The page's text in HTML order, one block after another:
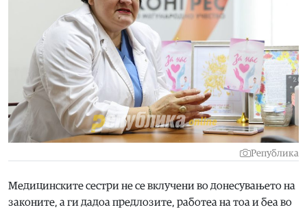
Република
Медицинските сестри не се вклучени во донесувањето на
законите, а ги дадоа предлозите, работеа на тоа и беа во